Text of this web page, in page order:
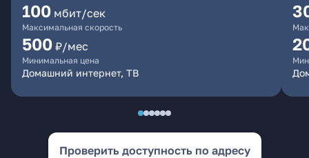
100 мбит/сек
Максимальная скорость
500 ₽/мес
Минимальная цена
Домашний интернет, ТВ
Проверить доступность по адресу